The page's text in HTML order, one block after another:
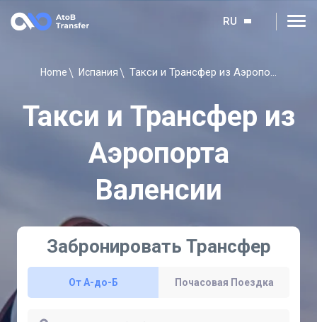
RU
Home Испания Такси и Трансфер из Аэропорта Валенсии
Такси и Трансфер из
Аэропорта
Валенсии
Забронировать Трансфер
От A-до-Б Почасовая Поездка